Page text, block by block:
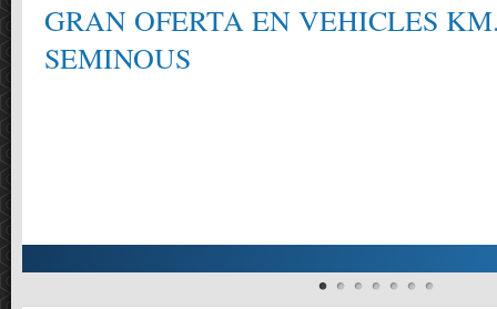
GRAN OFERTA EN VEHICLES
SEMINOUS